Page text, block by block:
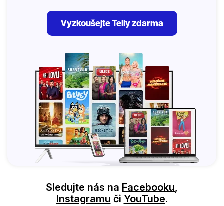
Vyzkoušejte Telly zdarma
Sledujte nás na Facebooku,
Instagramu či YouTube.